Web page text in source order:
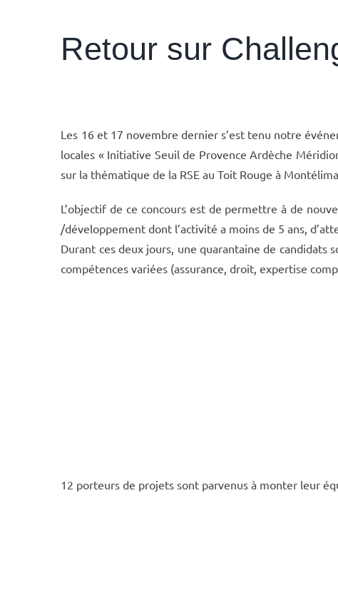
Retour sur
Les 16 et 17 novembre dernier s’est tenu notre
locales « Initiative Seuil de Provence Ardèche
sur la thématique de la RSE au Toit Rouge à
L’objectif de ce concours est de permettre à de
/développement dont l’activité a moins de 5 ans,
Durant ces deux jours, une quarantaine de
compétences variées (assurance, droit, expertise
12 porteurs de projets sont parvenus à monter leur